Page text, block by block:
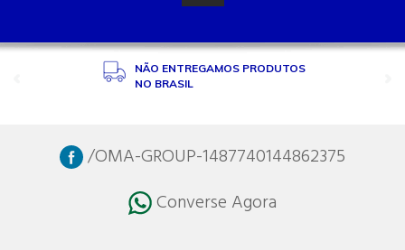
NÃO ENTREGAMOS PRODUTOS
NO BRASIL
/OMA-GROUP-1487740144862375
Converse Agora